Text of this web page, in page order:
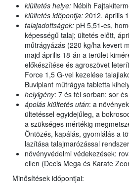
kiültetés helye: Nébih
kiültetés időpontja: 2012. április
talajadottságok: pH 5,51-es,
képességű talaj; ültetés előtt,
műtrágyázás (220 kg/ha kevert
majd április 18-án a terület
előkészítése és agroszövet
Force 1,5 G-vel kezelése
Buviplant műtrágya tabletta
helyigény: 7 és fél sorban; sor
ápolás kiültetés után: a
ültetéssel egyidejűleg, a
a szükséges mértékig
Öntözés, kapálás, gyomlálás a
lazítása talajmarózással
növényvédelmi védekezések:
ellen (Decis Mega és Karate
Minősítések időpontjai: